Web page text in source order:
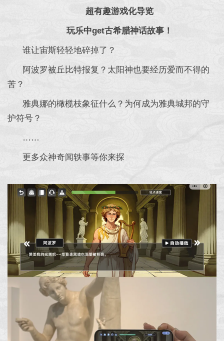
超有趣游戏化导览
玩乐中get古希腊神话故事！
谁让宙斯轻轻地碎掉了？
阿波罗被丘比特报复？太阳神也要经历爱而不得的
苦？
雅典娜的橄榄枝象征什么？为何成为雅典城邦的守
护符号？
……
更多众神奇闻轶事等你来探